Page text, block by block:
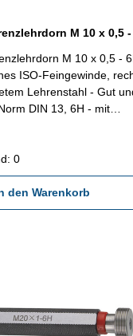
M 10 x 0,5 -
ISO-Feingewinde,
Lehrenstahl - Gut
DIN 13, 6H - mit
0
den Warenkorb